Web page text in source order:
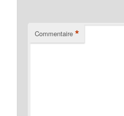
Commentaire *